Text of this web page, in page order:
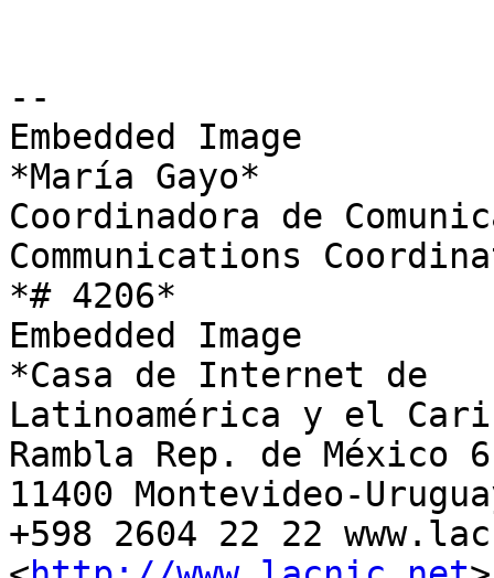
--
Embedded Image
*María Gayo*
Coordinadora de
Communications
*# 4206*
Embedded Image
*Casa de Internet de
Latinoamérica y el
Rambla Rep. de México
11400 Montevideo-
+598 2604 22 22